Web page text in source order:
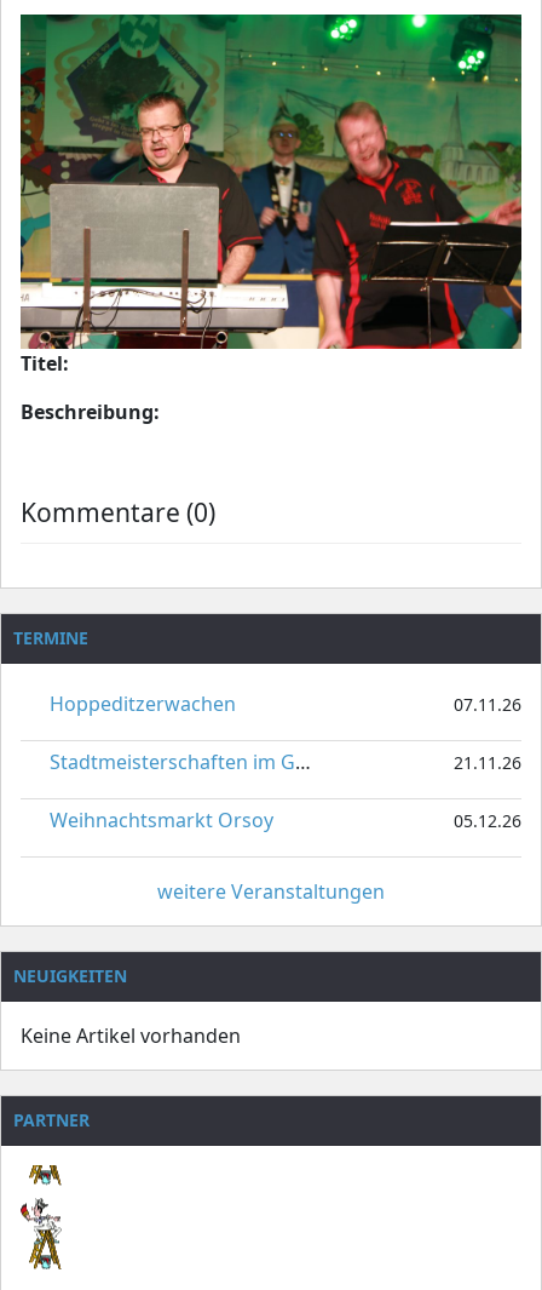
Titel:
Beschreibung:
Kommentare (0)
TERMINE
Hoppeditzerwachen 07.11.26
Stadtmeisterschaften im Gardetanz 21.11.26
Weihnachtsmarkt Orsoy 05.12.26
weitere Veranstaltungen
NEUIGKEITEN
Keine Artikel vorhanden
PARTNER